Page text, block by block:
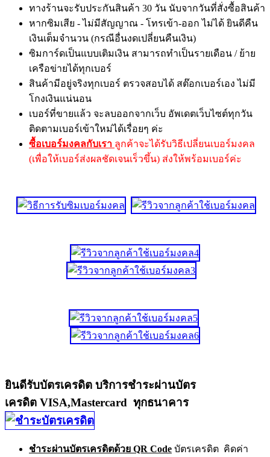
ทางร้านจะรับประกันสินค้า 30 วัน นับจากวันที่สั่งซื้อสินค้า
หากซิมเสีย - ไม่มีสัญญาณ - โทรเข้า-ออก ไม่ได้ ยินดีคืน
เงินเต็มจำนวน (กรณีอื่นงดเปลี่ยนคืนเงิน)
ซิมการ์ดเป็นแบบเติมเงิน สามารถทำเป็นรายเดือน / ย้าย
เครือข่ายได้ทุกเบอร์
สินค้ามีอยู่จริงทุกเบอร์ ตรวจสอบได้ สต๊อกเบอร์เอง ไม่มี
โกงเงินแน่นอน
เบอร์ที่ขายแล้ว จะลบออกจากเว็บ อัพเดตเว็บไซต์ทุกวัน
ติดตามเบอร์เข้าใหม่ได้เรื่อยๆ ค่ะ
ซื้อเบอร์มงคลกับเรา ลูกค้าจะได้รับวิธีเปลี่ยนเบอร์มงคล
(เพื่อให้เบอร์ส่งผลชัดเจนเร็วขึ้น) ส่งให้พร้อมเบอร์ค่ะ
ยินดีรับบัตรเครดิต บริการชำระผ่านบัตร
เครดิต VISA,Mastercard ทุกธนาคาร
ชำระผ่านบัตรเครดิตด้วย QR Code บัตรเครดิต คิดค่า